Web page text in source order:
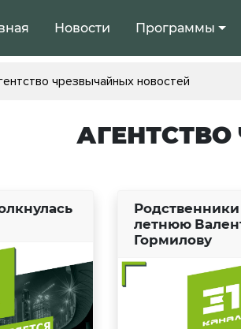
Новости Программы
чрезвычайных новостей
летнюю
Гормилову